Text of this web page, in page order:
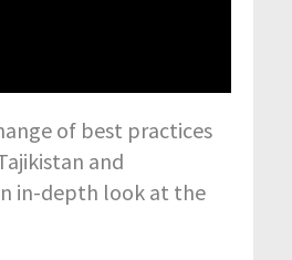
of best practices
and
in-depth look at the